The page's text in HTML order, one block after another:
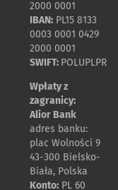
2000 0001
IBAN:PL15 8133
0003 0001 0429
2000 0001
SWIFT: POLUPLPR
Wpłaty z
zagranicy:
Alior Bank
adres banku:
plac Wolności 9
43-300 Bielsko-
Biała, Polska
Konto:PL 60